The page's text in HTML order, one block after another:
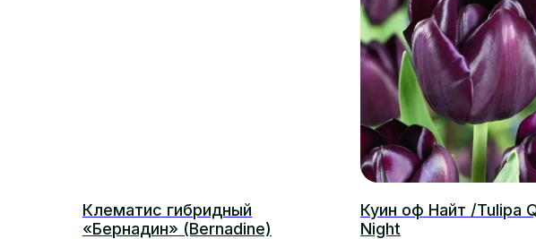
Клематис гибридный
«Бернадин» (Bernadine)
Куин оф Найт /Tulipa
Night